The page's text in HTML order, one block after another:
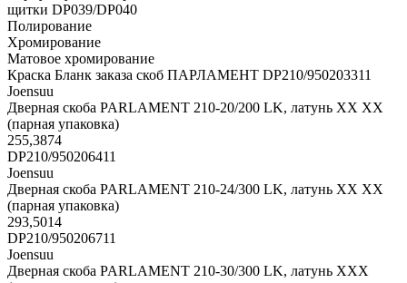
щитки DP039/DP040
Полирование
Хромирование
Матовое хромирование
Краска Бланк заказа скоб ПАРЛАМЕНТ DP210/950203311
Joensuu
Дверная скоба PARLAMENT 210-20/200 LK, латунь XX XX
(парная упаковка)
255,3874
DP210/950206411
Joensuu
Дверная скоба PARLAMENT 210-24/300 LK, латунь XX XX
(парная упаковка)
293,5014
DP210/950206711
Joensuu
Дверная скоба PARLAMENT 210-30/300 LK, латунь XXX